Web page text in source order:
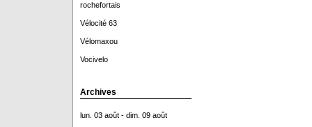
rochefortais
Vélocité 63
Vélomaxou
Vocivelo
Archives
lun. 03 août - dim. 09 août